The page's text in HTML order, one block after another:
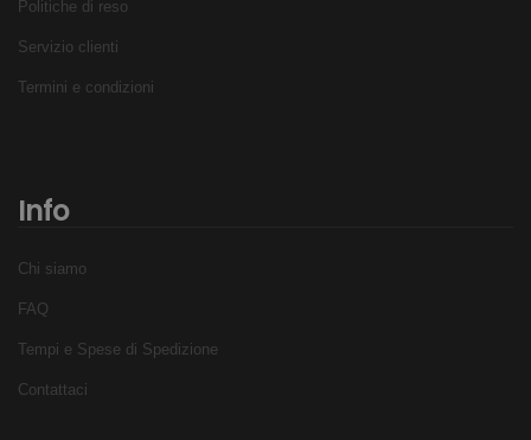
Politiche di reso
Servizio clienti
Termini e condizioni
Info
Chi siamo
FAQ
Tempi e Spese di Spedizione
Contattaci